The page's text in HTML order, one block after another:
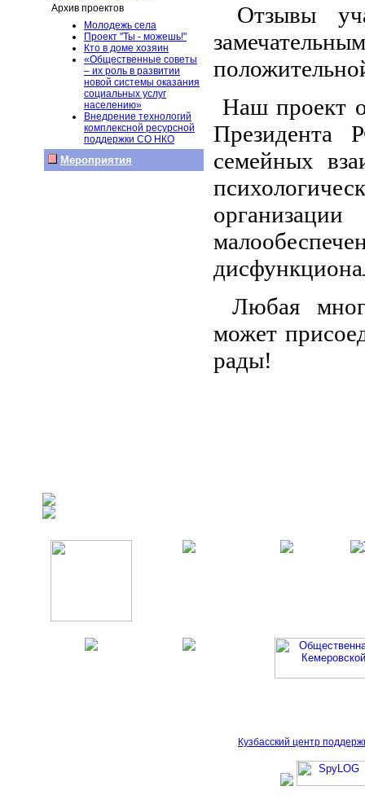
Архив проектов
Молодежь села
Проект "Ты - можешь!"
Кто в доме хозяин
«Общественные советы
– их роль в развитии
новой системы оказания
социальных услуг
населению»
Внедрение технологий
комплексной ресурсной
поддержки СО НКО
Мероприятия
Отзывы
Наш проект
Президента
семейных
Любая
может
рады!
Кузбасский центр